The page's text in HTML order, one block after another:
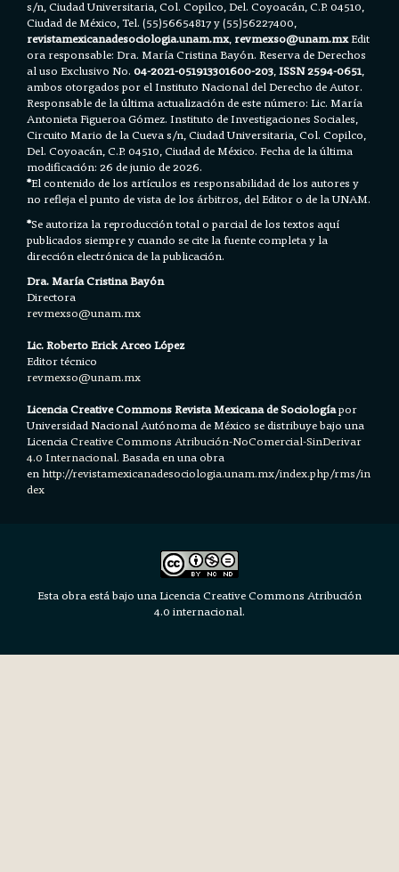
s/n, Ciudad Universitaria, Col. Copilco, Del. Coyoacán, C.P. 04510,
Ciudad de México, Tel. (55)56654817 y (55)56227400,
revistamexicanadesociologia.unam.mx,revmexso@unam.mxEdit
ora responsable: Dra. María Cristina Bayón. Reserva de Derechos
al uso Exclusivo No.04-2021-051913301600-203,ISSN 2594-0651,
ambos otorgados por el Instituto Nacional del Derecho de Autor.
Responsable de la última actualización de este número: Lic. María
Antonieta Figueroa Gómez. Instituto de Investigaciones Sociales,
Circuito Mario de la Cueva s/n, Ciudad Universitaria, Col. Copilco,
Del. Coyoacán, C.P. 04510, Ciudad de México. Fecha de la última
modificación: 26 de junio de 2026.
*El contenido de los artículos es responsabilidad de los autores y
no refleja el punto de vista de los árbitros, del Editor o de la UNAM.
*Se autoriza la reproducción total o parcial de los textos aquí
publicados siempre y cuando se cite la fuente completa y la
dirección electrónica de la publicación.
Dra. María Cristina Bayón
Directora
revmexso@unam.mx
Lic. Roberto Erick Arceo López
Editor técnico
revmexso@unam.mx
Licencia Creative Commons Revista Mexicana de Sociologíapor
Universidad Nacional Autónoma de México se distribuye bajo una
LicenciaCreative Commons Atribución-NoComercial-SinDerivar
4.0 Internacional.Basada en una obra
en http://revistamexicanadesociologia.unam.mx/index.php/rms/in
dex
Esta obra está bajo una Licencia Creative Commons Atribución
4.0 internacional.